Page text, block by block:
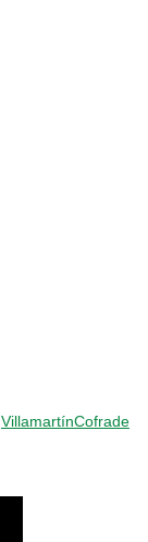
VillamartínCofrade